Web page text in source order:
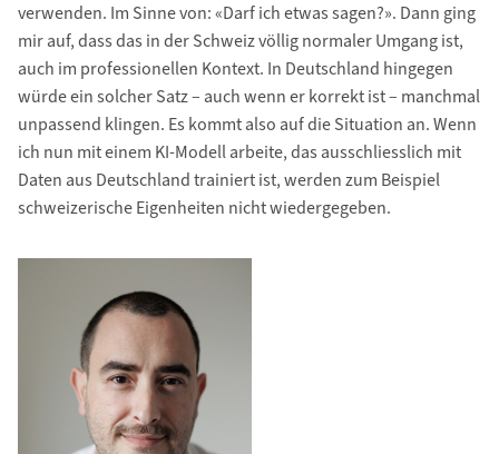
verwenden. Im Sinne von: «Darf ich etwas sagen?». Dann ging
mir auf, dass das in der Schweiz völlig normaler Umgang ist,
auch im professionellen Kontext. In Deutschland hingegen
würde ein solcher Satz – auch wenn er korrekt ist – manchmal
unpassend klingen. Es kommt also auf die Situation an. Wenn
ich nun mit einem KI-Modell arbeite, das ausschliesslich mit
Daten aus Deutschland trainiert ist, werden zum Beispiel
schweizerische Eigenheiten nicht wiedergegeben.